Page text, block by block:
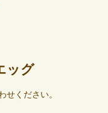
ッグ
せください。